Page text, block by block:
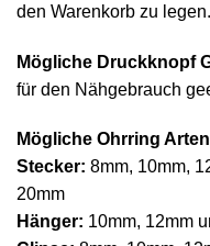
den Warenkorb zu legen.
Mögliche Druckknopf
für den Nähgebrauch
Mögliche Ohrring
Stecker: 8mm, 10mm,
20mm
Hänger: 10mm, 12mm